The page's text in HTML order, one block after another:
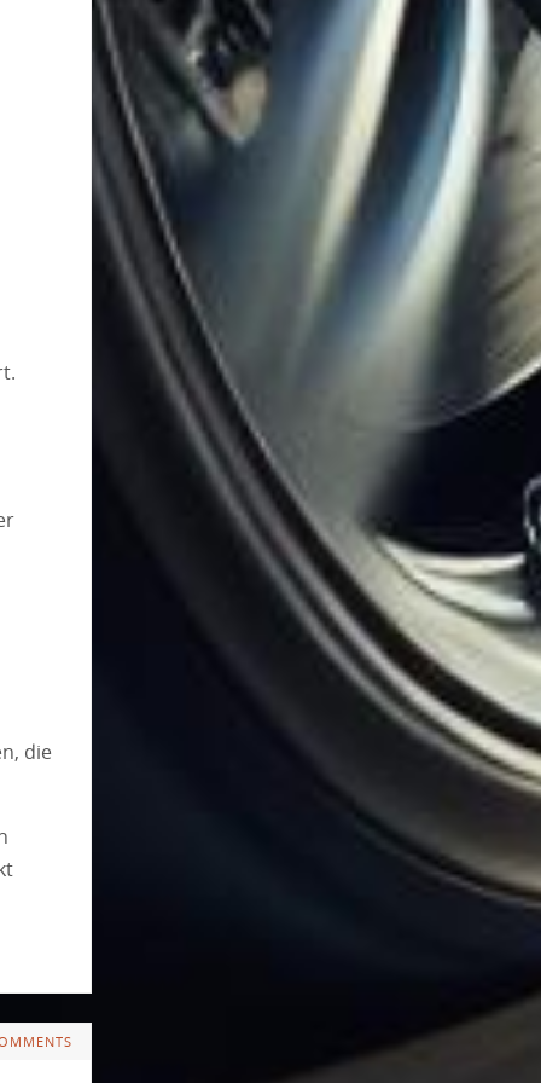
die